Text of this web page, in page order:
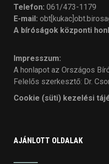
Telefon: 061/473-1179
E-mail:
A bíróságok központi
Impresszum:
A honlapot az Országos
Felelős szerkesztő: Dr.
Cookie (süti) kezelési
AJÁNLOTT OLDALAK